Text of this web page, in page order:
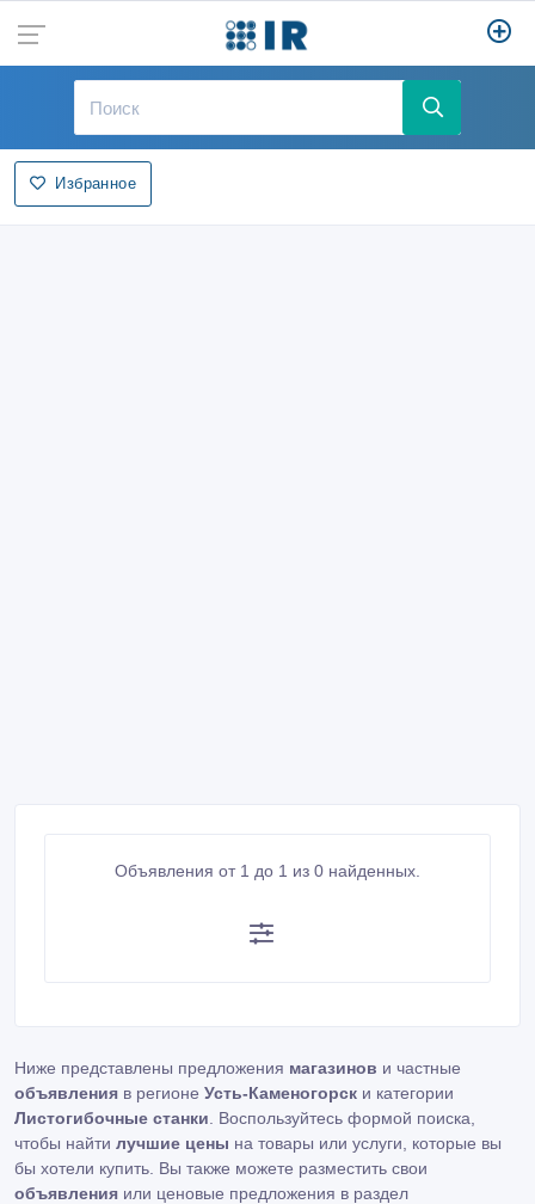
Избранное
Объявления от 1 до 1 из 0 найденных.
Ниже представлены предложения магазинов и частные
объявления в регионе Усть-Каменогорск и категории
Листогибочные станки . Воспользуйтесь формой поиска,
чтобы найти лучшие цены на товары или услуги, которые вы
бы хотели купить. Вы также можете разместить свои
объявления или ценовые предложения в раздел